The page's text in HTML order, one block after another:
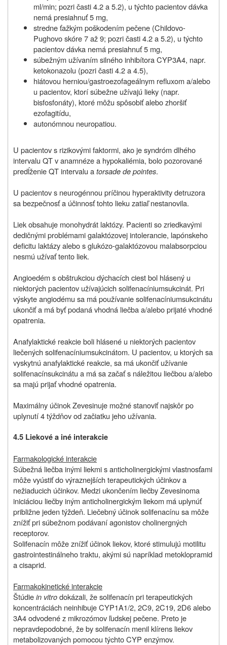
ml/min; pozri časti 4.2 a 5.2), u týchto pacientov dávka
nemá presiahnuť 5 mg,
stredne ťažkým poškodením pečene (Childovo-
Pughovo skóre 7 až 9; pozri časti 4.2 a 5.2), u týchto
pacientov dávka nemá presiahnuť 5 mg,
súbežným užívaním silného inhibítora CYP3A4, napr.
ketokonazolu (pozri časti 4.2 a 4.5),
hiátovou herniou/gastroezofageálnym refluxom a/alebo
u pacientov, ktorí súbežne užívajú lieky (napr.
bisfosfonáty), ktoré môžu spôsobiť alebo zhoršiť
ezofagitídu,
autonómnou neuropatiou.
U pacientov s rizikovými faktormi, ako je syndróm dlhého
intervalu QT v anamnéze a hypokaliémia, bolo pozorované
predĺženie QT intervalu atorsade de pointes.
U pacientov s neurogénnou príčinou hyperaktivity detruzora
sa bezpečnosť a účinnosť tohto lieku zatiaľ nestanovila.
Liek obsahuje monohydrát laktózy. Pacienti so zriedkavými
dedičnými problémami galaktózovej intolerancie, lapónskeho
deficitu laktázy alebo s glukózo-galaktózovou malabsorpciou
nesmú užívať tento liek.
Angioedém s obštrukciou dýchacích ciest bol hlásený u
niektorých pacientov užívajúcich solifenacíniumsukcinát. Pri
výskyte angiodému sa má používanie solifenacíniumsukcinátu
ukončiť a má byť podaná vhodná liečba a/alebo prijaté vhodné
opatrenia.
Anafylaktické reakcie boli hlásené u niektorých pacientov
liečených solifenacíniumsukcinátom. U pacientov, u ktorých sa
vyskytnú anafylaktické reakcie, sa má ukončiť užívanie
solifenacínsukcinátu a má sa začať s náležitou liečbou a/alebo
sa majú prijať vhodné opatrenia.
Maximálny účinokZevesinuje možné stanoviť najskôr po
uplynutí 4 týždňov od začiatku jeho užívania.
4.5 Liekové a iné interakcie
Farmakologické interakcie
Súbežná liečba inými liekmi s anticholinergickými vlastnosťami
môže vyústiť do výraznejších terapeutických účinkov a
nežiaducich účinkov. Medzi ukončením liečbyZevesinoma
iniciáciou liečby iným anticholinergickým liekom má uplynúť
približne jeden týždeň. Liečebný účinok solifenacínu sa môže
znížiť pri súbežnom podávaní agonistov cholinergných
receptorov.
Solifenacín môže znížiť účinok liekov, ktoré stimulujú motilitu
gastrointestinálneho traktu, akými sú napríklad metoklopramid
a cisaprid.
Farmakokinetické interakcie
Štúdiein vitrodokázali, že solifenacín pri terapeutických
koncentráciách neinhibuje CYP1A1/2, 2C9, 2C19, 2D6 alebo
3A4 odvodené z mikrozómov ľudskej pečene. Preto je
nepravdepodobné, že by solifenacín menil klírens liekov
metabolizovaných pomocou týchto CYP enzýmov.